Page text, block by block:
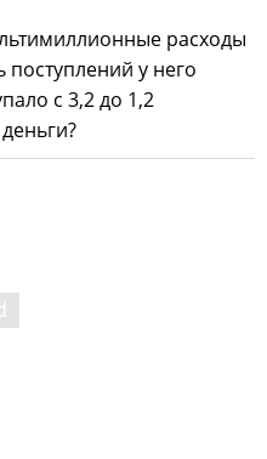
расходы
поступлений у него
с 3,2 до 1,2